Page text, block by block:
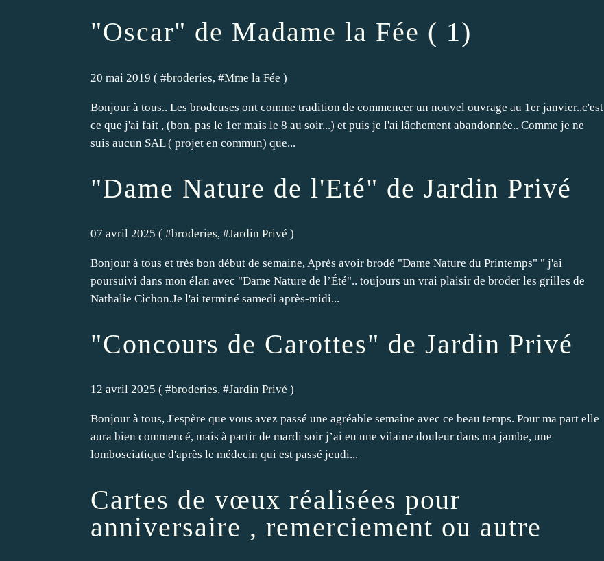
"Oscar" de Madame la Fée ( 1)
20 mai 2019 ( #broderies, #Mme la Fée )
Bonjour à tous.. Les brodeuses ont comme tradition de commencer un nouvel ouvrage au 1er janvier..c'est
ce que j'ai fait , (bon, pas le 1er mais le 8 au soir...) et puis je l'ai lâchement abandonnée.. Comme je ne
suis aucun SAL ( projet en commun) que...
"Dame Nature de l'Eté" de Jardin Privé
07 avril 2025 ( #broderies, #Jardin Privé )
Bonjour à tous et très bon début de semaine, Après avoir brodé "Dame Nature du Printemps" " j'ai
poursuivi dans mon élan avec "Dame Nature de l’Été".. toujours un vrai plaisir de broder les grilles de
Nathalie Cichon.Je l'ai terminé samedi après-midi...
"Concours de Carottes" de Jardin Privé
12 avril 2025 ( #broderies, #Jardin Privé )
Bonjour à tous, J'espère que vous avez passé une agréable semaine avec ce beau temps. Pour ma part elle
aura bien commencé, mais à partir de mardi soir j’ai eu une vilaine douleur dans ma jambe, une
lombosciatique d'après le médecin qui est passé jeudi...
Cartes de vœux réalisées pour
anniversaire , remerciement ou autre